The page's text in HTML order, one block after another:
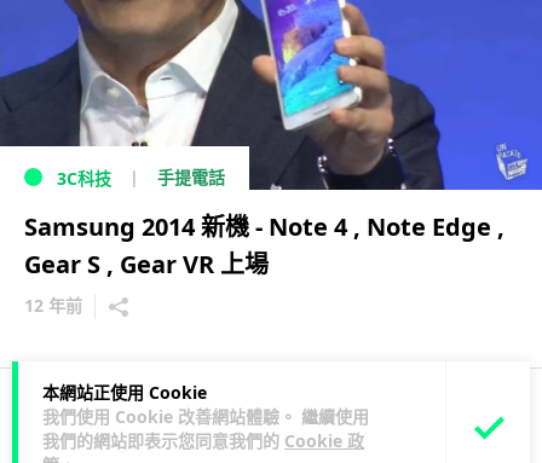
本網站正使用 Cookie
我們使用 Cookie 改善網站體驗。 繼續使用
我們的網站即表示您同意我們的 Cookie 政
3C科技 手提電話
Samsung 2014 新機 - Note 4 , Note Edge ,
Gear S , Gear VR 上場
12 年前
1 2